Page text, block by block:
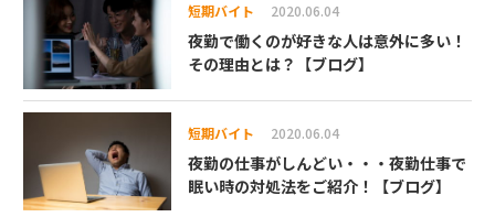
短期バイト 2020.06.04
夜勤で働くのが好きな人は意外に多い！
その理由とは？【ブログ】
短期バイト 2020.06.04
夜勤の仕事がしんどい・・・夜勤仕事で
眠い時の対処法をご紹介！【ブログ】